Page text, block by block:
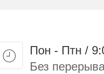
Пон - Птн /
Без